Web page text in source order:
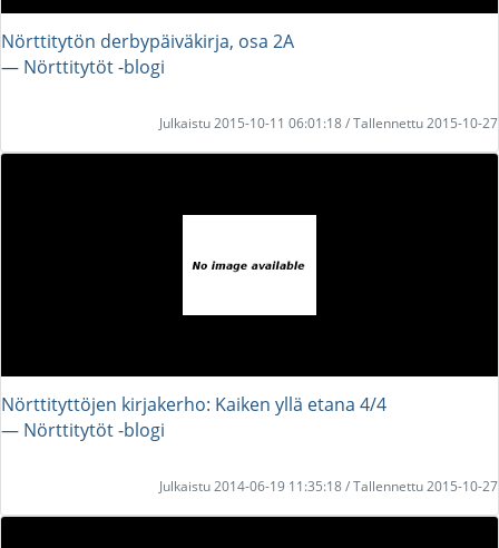
Nörttitytön derbypäiväkirja, osa 2A
― Nörttitytöt -blogi
Julkaistu 2015-10-11 06:01:18 / Tallennettu 2015-10-27
Nörttityttöjen kirjakerho: Kaiken yllä etana 4/4
― Nörttitytöt -blogi
Julkaistu 2014-06-19 11:35:18 / Tallennettu 2015-10-27